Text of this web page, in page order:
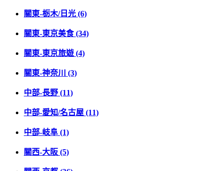
關東-栃木/日光 (6)
關東-東京美食 (34)
關東-東京旅遊 (4)
關東-神奈川 (3)
中部-長野 (11)
中部-愛知/名古屋 (11)
中部-岐阜 (1)
關西-大阪 (5)